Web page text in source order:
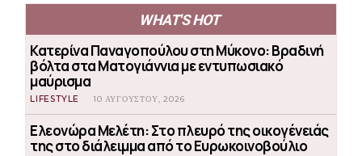
WHAT'S HOT
Κατερίνα Παναγοπούλου στη Μύκονο: Βραδινή
βόλτα στα Ματογιάννια με εντυπωσιακό
μαύρισμα
LIFESTYLE 10 ΑΥΓΟΎΣΤΟΥ, 2026
Ελεονώρα Μελέτη: Στο πλευρό της οικογένειάς
της στο διάλειμμα από το Ευρωκοινοβούλιο